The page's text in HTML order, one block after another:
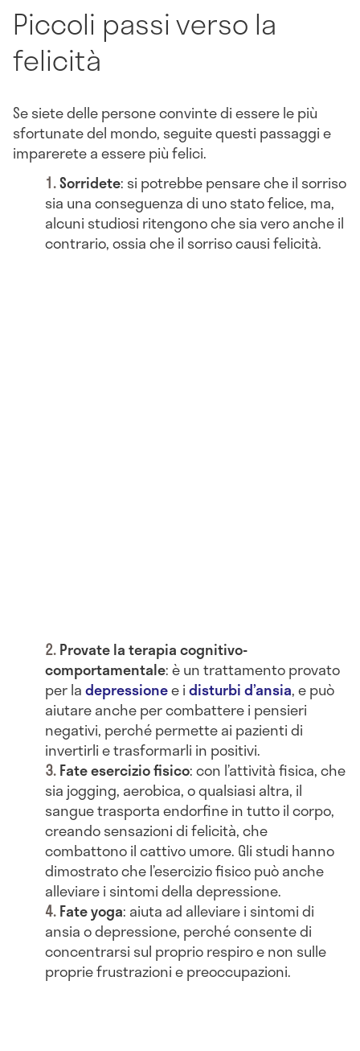
Piccoli passi verso la
felicità
Se siete delle persone convinte di essere le più
sfortunate del mondo, seguite questi passaggi e
imparerete a essere più felici.
Sorridete: si potrebbe pensare che il sorriso
sia una conseguenza di uno stato felice, ma,
alcuni studiosi ritengono che sia vero anche il
contrario, ossia che il sorriso causi felicità.
Provate la terapia cognitivo-
comportamentale: è un trattamento provato
per ladepressionee idisturbi d’ansia, e può
aiutare anche per combattere i pensieri
negativi, perché permette ai pazienti di
invertirli e trasformarli in positivi.
Fate esercizio fisico: con l’attività fisica, che
sia jogging, aerobica, o qualsiasi altra, il
sangue trasporta endorfine in tutto il corpo,
creando sensazioni di felicità, che
combattono il cattivo umore. Gli studi hanno
dimostrato che l’esercizio fisico può anche
alleviare i sintomi della depressione.
Fate yoga: aiuta ad alleviare i sintomi di
ansia o depressione, perché consente di
concentrarsi sul proprio respiro e non sulle
proprie frustrazioni e preoccupazioni.